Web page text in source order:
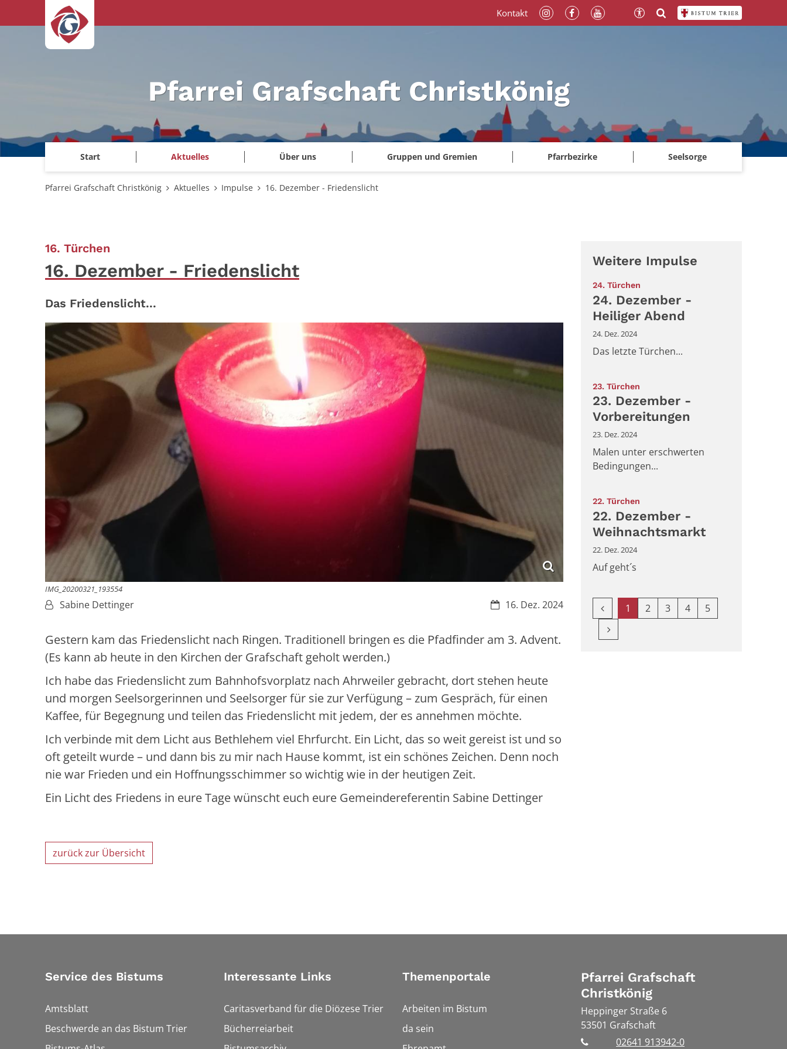
Zum Inhalt springen
Pfarrei Grafschaft Christkönig
Start Aktuelles Über uns Gruppen und Gremien Pfarrbezirke Seelsorge
Kontakt
Pfarrei Grafschaft Christkönig Aktuelles Impulse 16. Dezember - Friedenslicht
16. Türchen
16. Dezember - Friedenslicht
Das Friedenslicht...
IMG_20200321_193554
Datum:16. Dez. 2024
Von:Sabine Dettinger
Gestern kam das Friedenslicht nach Ringen. Traditionell bringen es die Pfadfinder am 3. Advent.
(Es kann ab heute in den Kirchen der Grafschaft geholt werden.)
Ich habe das Friedenslicht zum Bahnhofsvorplatz nach Ahrweiler gebracht, dort stehen heute
und morgen Seelsorgerinnen und Seelsorger für sie zur Verfügung – zum Gespräch, für einen
Kaffee, für Begegnung und teilen das Friedenslicht mit jedem, der es annehmen möchte.
Ich verbinde mit dem Licht aus Bethlehem viel Ehrfurcht. Ein Licht, das so weit gereist ist und so
oft geteilt wurde – und dann bis zu mir nach Hause kommt, ist ein schönes Zeichen. Denn noch
nie war Frieden und ein Hoffnungsschimmer so wichtig wie in der heutigen Zeit.
Ein Licht des Friedens in eure Tage wünscht euch eure Gemeindereferentin Sabine Dettinger
Weitere Impulse
24. Türchen
24. Dezember -
Heiliger Abend
24. Dez. 2024
Das letzte Türchen...
23. Türchen
23. Dezember -
Vorbereitungen
23. Dez. 2024
Malen unter erschwerten
Bedingungen...
22. Türchen
22. Dezember -
Weihnachtsmarkt
22. Dez. 2024
Auf geht´s
Vorherige Seite
1 2 3 4
5
Nächste Seite
zurück zur Übersicht
Service des Bistums
Amtsblatt
Beschwerde an das Bistum Trier
Interessante Links
Caritasverband für die Diözese Trier
Bücherreiarbeit
Themenportale
Arbeiten im Bistum
da sein
Pfarrei Grafschaft
Christkönig
Heppinger Straße 6
53501 Grafschaft
02641 913942-0